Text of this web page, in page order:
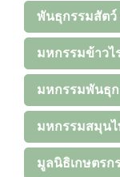
พันธุกรรมสัตว์
มหกรรมข้าวไ
มหกรรมพันธุก
มหกรรมสมุนไ
มูลนิธิเกษตรก